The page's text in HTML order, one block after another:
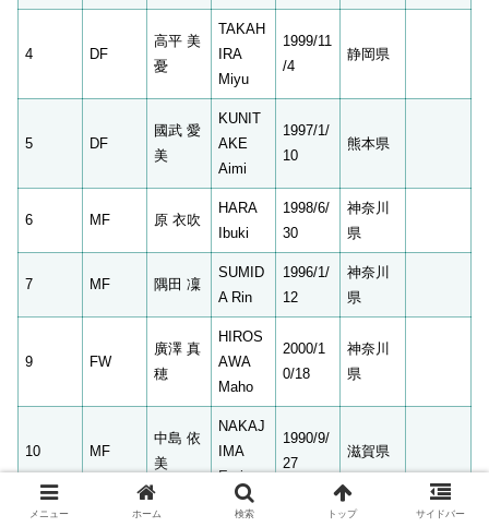
4 DF
高平 美
憂
TAKAH
IRA
Miyu
1999/11
/4
静岡県
5 DF
國武 愛
美
KUNIT
AKE
Aimi
1997/1/
10
熊本県
6 MF 原 衣吹
HARA
Ibuki
1998/6/
30
神奈川
県
7 MF 隅田 凜
SUMID
A Rin
1996/1/
12
神奈川
県
9 FW
廣澤 真
穂
HIROS
AWA
Maho
2000/1
0/18
神奈川
県
10 MF
中島 依
美
NAKAJ
IMA
Emi
1990/9/
27
滋賀県
後藤 三 GOTO
メニュー ホーム 検索 トップ サイドバー